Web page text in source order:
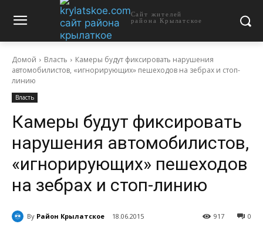
Сайт жителей
района Крылатское
Домой Власть
Камеры будут фиксировать нарушения
автомобилистов, «игнорирующих» пешеходов на зебрах и стоп-
линию
Власть
Камеры будут фиксировать
нарушения автомобилистов,
«игнорирующих» пешеходов
на зебрах и стоп-линию
By Район Крылатское 18.06.2015 0
917